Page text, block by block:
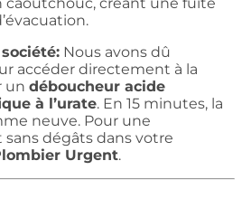
Nous avons dû
accéder directement à la
un déboucheur acide
à l’urate. En 15 minutes, la
neuve. Pour une
dégâts dans votre
Urgent.